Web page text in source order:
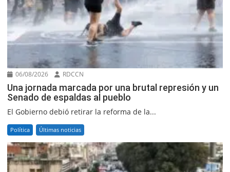
06/08/2026 RDCCN
Una jornada marcada por una brutal represión y un
Senado de espaldas al pueblo
El Gobierno debió retirar la reforma de la...
Política Últimas noticias